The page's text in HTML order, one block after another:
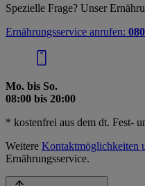
Spezielle Frage? Unser
Ernährungsservice anrufen:
Mo. bis So.
08:00 bis 20:00
* kostenfrei aus dem dt. Fest-
Weitere Kontaktmöglichkeiten
Ernährungsservice.